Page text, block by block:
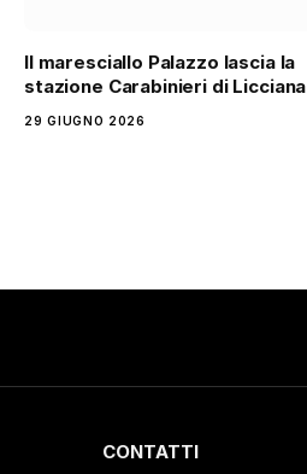
Il maresciallo Palazzo lascia la
stazione Carabinieri di Licciana
29 GIUGNO 2026
CONTATTI